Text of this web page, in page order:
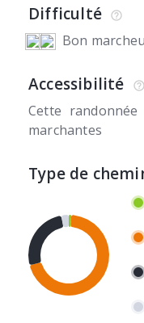
Difficulté
Bon
Accessibilité
Cette
marchantes
Type de